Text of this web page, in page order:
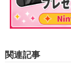
関連記事